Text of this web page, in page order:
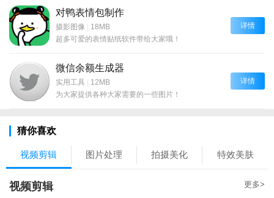
对鸭表情包制作
摄影图像 | 18MB
超多可爱的表情贴纸软件带给大家哦！
详情
微信余额生成器
实用工具 | 12MB
为大家提供各种大家需要的一些图片！
详情
猜你喜欢
视频剪辑 图片处理 拍摄美化 特效美肤
视频剪辑 更多>